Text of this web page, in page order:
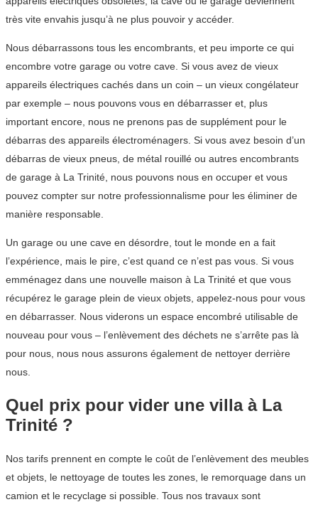
très vite envahis jusqu’à ne plus pouvoir y accéder.
Nous débarrassons tous les encombrants, et peu importe ce qui
encombre votre garage ou votre cave. Si vous avez de vieux
appareils électriques cachés dans un coin – un vieux congélateur
par exemple – nous pouvons vous en débarrasser et, plus
important encore, nous ne prenons pas de supplément pour le
débarras des appareils électroménagers. Si vous avez besoin d’un
débarras de vieux pneus, de métal rouillé ou autres encombrants
de garage à La Trinité, nous pouvons nous en occuper et vous
pouvez compter sur notre professionnalisme pour les éliminer de
manière responsable.
Un garage ou une cave en désordre, tout le monde en a fait
l’expérience, mais le pire, c’est quand ce n’est pas vous. Si vous
emménagez dans une nouvelle maison à La Trinité et que vous
récupérez le garage plein de vieux objets, appelez-nous pour vous
en débarrasser. Nous viderons un espace encombré utilisable de
nouveau pour vous – l’enlèvement des déchets ne s’arrête pas là
pour nous, nous nous assurons également de nettoyer derrière
nous.
Quel prix pour vider une villa à La
Trinité ?
Nos tarifs prennent en compte le coût de l’enlèvement des meubles
et objets, le nettoyage de toutes les zones, le remorquage dans un
camion et le recyclage si possible. Tous nos travaux sont